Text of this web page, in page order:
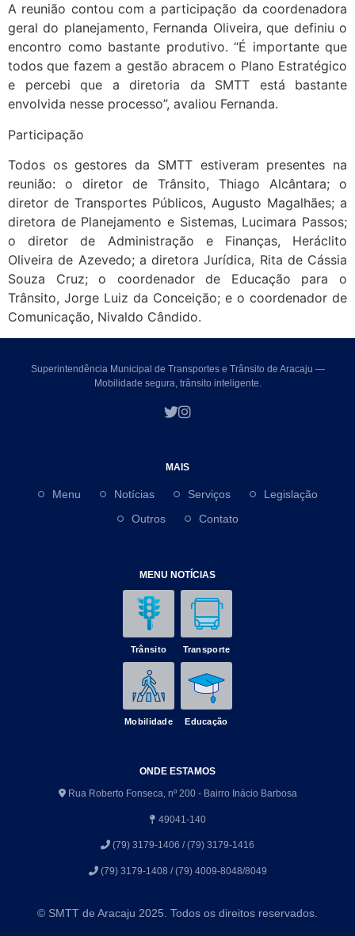
A reunião contou com a participação da coordenadora
geral do planejamento, Fernanda Oliveira, que definiu o
encontro como bastante produtivo. “É importante que
todos que fazem a gestão abracem o Plano Estratégico
e percebi que a diretoria da SMTT está bastante
envolvida nesse processo”, avaliou Fernanda.
Participação
Todos os gestores da SMTT estiveram presentes na
reunião: o diretor de Trânsito, Thiago Alcântara; o
diretor de Transportes Públicos, Augusto Magalhães; a
diretora de Planejamento e Sistemas, Lucimara Passos;
o diretor de Administração e Finanças, Heráclito
Oliveira de Azevedo; a diretora Jurídica, Rita de Cássia
Souza Cruz; o coordenador de Educação para o
Trânsito, Jorge Luiz da Conceição; e o coordenador de
Comunicação, Nivaldo Cândido.
Superintendência Municipal de Transportes e Trânsito de Aracaju —
Mobilidade segura, trânsito inteligente.
MAIS
Menu Notícias Serviços
Legislação
Outros
Contato
MENU NOTÍCIAS
Trânsito Transporte
Mobilidade Educação
ONDE ESTAMOS
Rua Roberto Fonseca, nº 200 - Bairro Inácio Barbosa
49041-140
(79) 3179-1406 / (79) 3179-1416
(79) 3179-1408 / (79) 4009-8048/8049
© SMTT de Aracaju 2025. Todos os direitos reservados.